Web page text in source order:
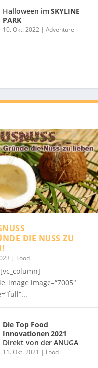
Halloween im SKYLINE
PARK
10. Okt. 2022| Adventure
DIE NUSS ZU
| Food
image=“7005″
Die Top Food
Innovationen 2021
Direkt von der ANUGA
11. Okt. 2021 | Food